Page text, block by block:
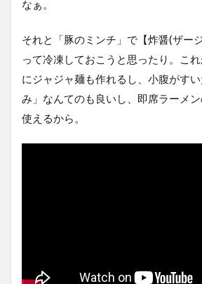
なぁ。
それと「豚のミンチ」で【炸醤(ザー
って冷凍しておこうと思ったり。こ
にジャジャ麺も作れるし、小腹がす
み」なんてのも良いし、即席ラーメ
使えるから。